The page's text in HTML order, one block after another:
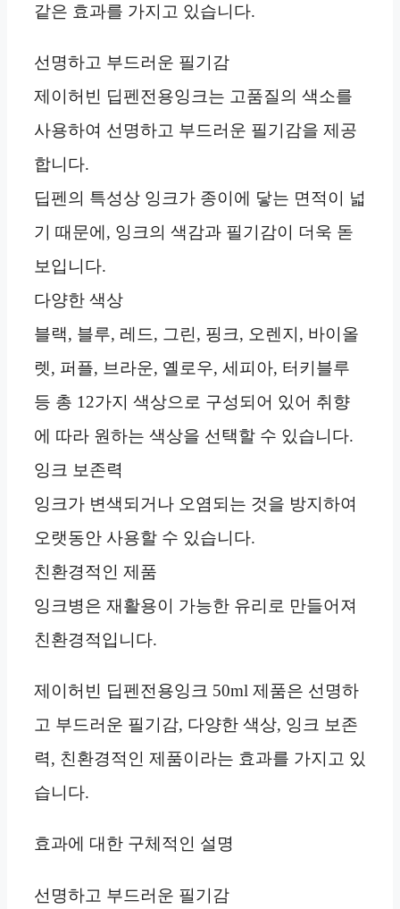
같은 효과를 가지고 있습니다.
선명하고 부드러운 필기감
제이허빈 딥펜전용잉크는 고품질의 색소를
사용하여 선명하고 부드러운 필기감을 제공
합니다.
딥펜의 특성상 잉크가 종이에 닿는 면적이 넓
기 때문에, 잉크의 색감과 필기감이 더욱 돋
보입니다.
다양한 색상
블랙, 블루, 레드, 그린, 핑크, 오렌지, 바이올
렛, 퍼플, 브라운, 옐로우, 세피아, 터키블루
등 총 12가지 색상으로 구성되어 있어 취향
에 따라 원하는 색상을 선택할 수 있습니다.
잉크 보존력
잉크가 변색되거나 오염되는 것을 방지하여
오랫동안 사용할 수 있습니다.
친환경적인 제품
잉크병은 재활용이 가능한 유리로 만들어져
친환경적입니다.
제이허빈 딥펜전용잉크 50ml 제품은 선명하
고 부드러운 필기감, 다양한 색상, 잉크 보존
력, 친환경적인 제품이라는 효과를 가지고 있
습니다.
효과에 대한 구체적인 설명
선명하고 부드러운 필기감